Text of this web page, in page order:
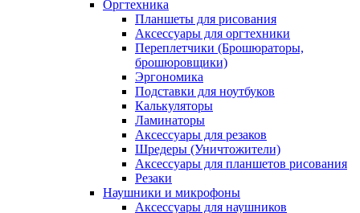
Оргтехника
Планшеты для рисования
Аксессуары для оргтехники
Переплетчики (Брошюраторы,
брошюровщики)
Эргономика
Подставки для ноутбуков
Калькуляторы
Ламинаторы
Аксессуары для резаков
Шредеры (Уничтожители)
Аксессуары для планшетов рисования
Резаки
Наушники и микрофоны
Аксессуары для наушников